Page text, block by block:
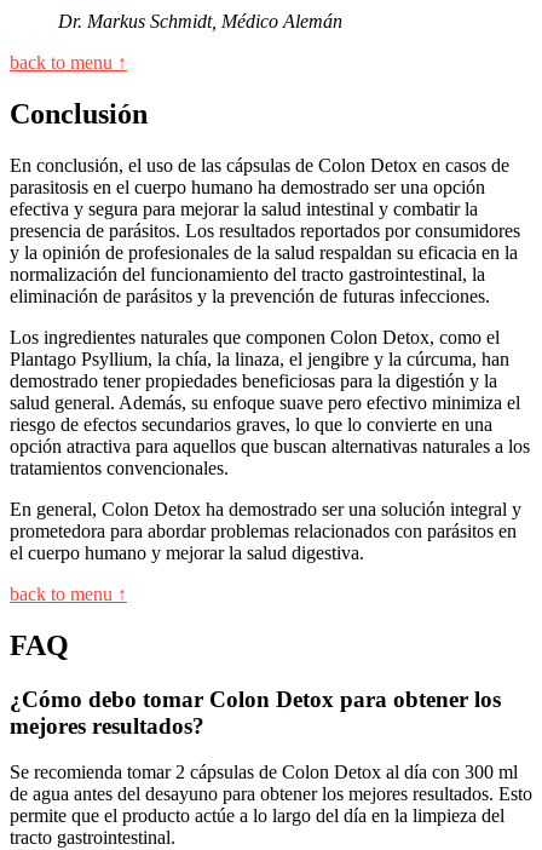
Dr. Markus Schmidt, Médico Alemán
back to menu ↑
Conclusión
En conclusión, el uso de las cápsulas de Colon Detox en casos de
parasitosis en el cuerpo humano ha demostrado ser una opción
efectiva y segura para mejorar la salud intestinal y combatir la
presencia de parásitos. Los resultados reportados por consumidores
y la opinión de profesionales de la salud respaldan su eficacia en la
normalización del funcionamiento del tracto gastrointestinal, la
eliminación de parásitos y la prevención de futuras infecciones.
Los ingredientes naturales que componen Colon Detox, como el
Plantago Psyllium, la chía, la linaza, el jengibre y la cúrcuma, han
demostrado tener propiedades beneficiosas para la digestión y la
salud general. Además, su enfoque suave pero efectivo minimiza el
riesgo de efectos secundarios graves, lo que lo convierte en una
opción atractiva para aquellos que buscan alternativas naturales a los
tratamientos convencionales.
En general, Colon Detox ha demostrado ser una solución integral y
prometedora para abordar problemas relacionados con parásitos en
el cuerpo humano y mejorar la salud digestiva.
back to menu ↑
FAQ
¿Cómo debo tomar Colon Detox para obtener los
mejores resultados?
Se recomienda tomar 2 cápsulas de Colon Detox al día con 300 ml
de agua antes del desayuno para obtener los mejores resultados. Esto
permite que el producto actúe a lo largo del día en la limpieza del
tracto gastrointestinal.